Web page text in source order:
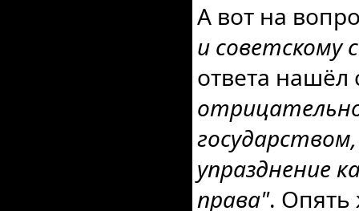
А вот на
и советскому
ответа
упразднение
права". Опять